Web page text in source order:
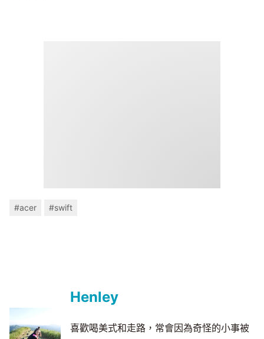
#acer #swift
Henley
喜歡喝美式和走路，常會因為奇怪的小事被